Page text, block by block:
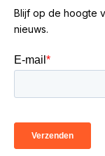
Blijf op de hoogte
nieuws.